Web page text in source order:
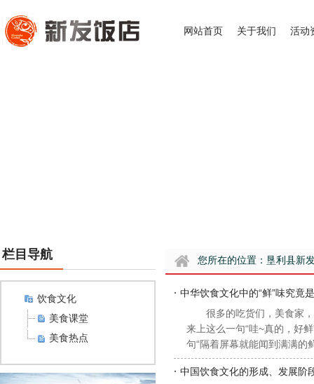
网站首页 关于我们 活动
栏目导航
饮食文化
美食课堂
美食热点
您所在的位置： 垦利县新
· 中华饮食文化中的“鲜”味究竟
很多的吃货们，美食家
来上这么一句“哇~真的，好
句“隔着屏幕就能闻到满满的
· 中国饮食文化的形成、发展阶